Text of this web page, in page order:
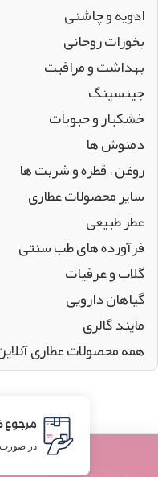
ادویه و چاشنی
بخورات روحانی
بهداشت و مراقبت
جینسینگ
خشکبار و حبوبات
دمنوش ها
روغن ، قطره و شربت ها
سایر محصولات عطاری
عطر طبیعی
فرآورده های طب سنتی
گلاب و عرقیات
گیاهان دارویی
مایند گالری
همه محصولات عطاری
مرجوع
در